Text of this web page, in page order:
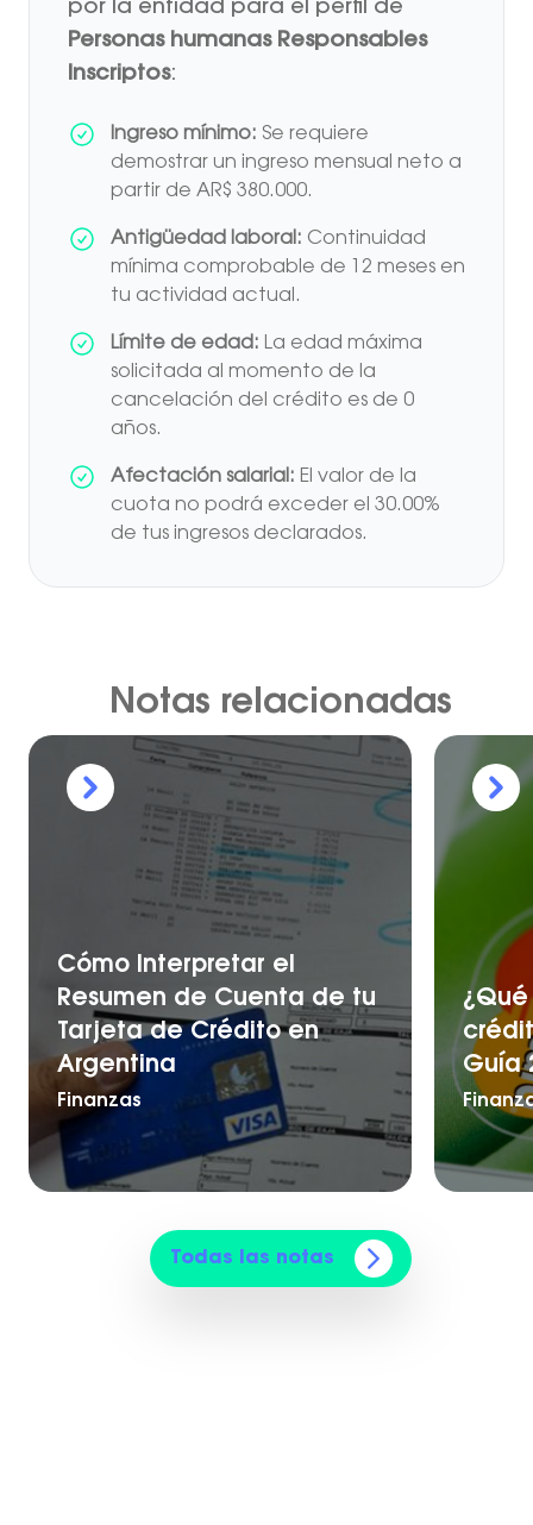
por la entidad para el perfil de
Personas humanas Responsables
Inscriptos:
Ingreso mínimo: Se requiere
demostrar un ingreso mensual neto a
partir de AR$ 380.000.
Antigüedad laboral: Continuidad
mínima comprobable de 12 meses en
tu actividad actual.
Límite de edad: La edad máxima
solicitada al momento de la
cancelación del crédito es de 0
años.
Afectación salarial: El valor de la
cuota no podrá exceder el 30.00%
de tus ingresos declarados.
Notas relacionadas
Cómo Interpretar el
Resumen de Cuenta de tu
Tarjeta de Crédito en
Argentina
Finanzas
Guía
Todas las notas